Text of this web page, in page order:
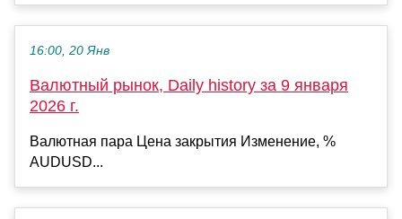
16:00, 20 Янв
Валютный рынок, Daily history за 9 января
2026 г.
Валютная пара Цена закрытия Изменение, %
AUDUSD...